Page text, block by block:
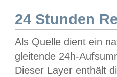
24 Stunden
Als Quelle dient ein
gleitende 24h-
Dieser Layer enthält